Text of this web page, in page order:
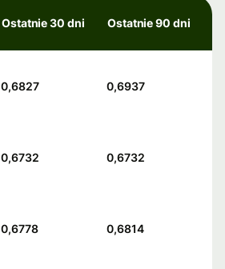
Ostatnie 30 dni Ostatnie 90 dni
0,6827 0,6937
0,6732 0,6732
0,6778 0,6814